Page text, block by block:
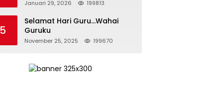
Rp285 Triliun dalam
Pertamina
Januari 29, 2026 199813
Selamat Hari Guru…Wahai
Guruku
November 25, 2025 199670